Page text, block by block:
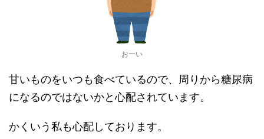
おーい
甘いものをいつも食べているので、周りから糖尿病
になるのではないかと心配されています。
かくいう私も心配しております。